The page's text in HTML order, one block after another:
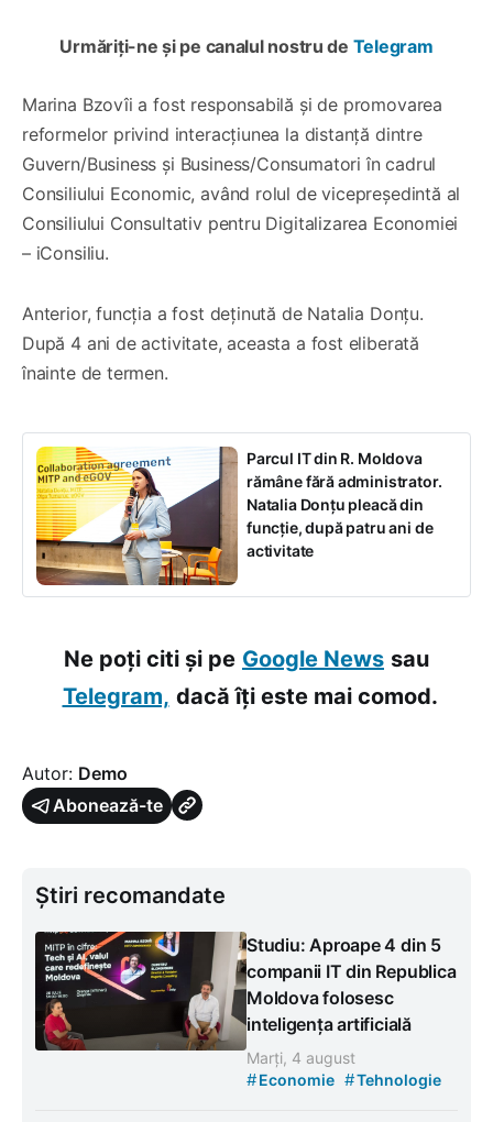
Urmăriți-ne și pe canalul nostru de Telegram
Marina Bzovîi a fost responsabilă și de promovarea
reformelor privind interacțiunea la distanță dintre
Guvern/Business și Business/Consumatori în cadrul
Consiliului Economic, având rolul de vicepreședintă al
Consiliului Consultativ pentru Digitalizarea Economiei
– iConsiliu.
Anterior, funcția a fost deținută de Natalia Donțu.
După 4 ani de activitate, aceasta a fost eliberată
înainte de termen.
Parcul IT din R. Moldova
rămâne fără administrator.
Natalia Donțu pleacă din
funcție, după patru ani de
activitate
Ne poți citi și pe Google News sau
Telegram, dacă îți este mai comod.
Autor: Demo
Abonează-te
Știri recomandate
Studiu: Aproape 4 din 5
companii IT din Republica
Moldova folosesc
inteligența artificială
Marți, 4 august
#Economie #Tehnologie